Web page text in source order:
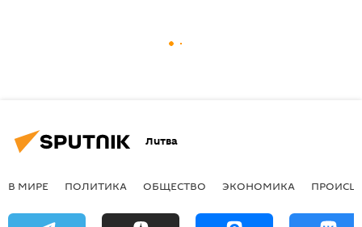
Литва
В МИРЕ ПОЛИТИКА ОБЩЕСТВО ЭКОНОМИКА